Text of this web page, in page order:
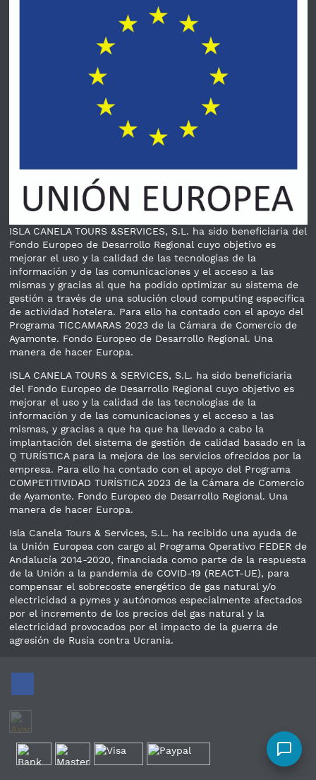
ISLA CANELA TOURS &SERVICES, S.L. ha sido beneficiaria del
Fondo Europeo de Desarrollo Regional cuyo objetivo es
mejorar el uso y la calidad de las tecnologías de la
información y de las comunicaciones y el acceso a las
mismas y gracias al que ha podido optimizar su sistema de
gestión a través de una solución cloud computing específica
de actividad hotelera. Para ello ha contado con el apoyo del
Programa TICCAMARAS 2023 de la Cámara de Comercio de
Ayamonte. Fondo Europeo de Desarrollo Regional. Una
manera de hacer Europa.
ISLA CANELA TOURS & SERVICES, S.L. ha sido beneficiaria
del Fondo Europeo de Desarrollo Regional cuyo objetivo es
mejorar el uso y la calidad de las tecnologías de la
información y de las comunicaciones y el acceso a las
mismas, y gracias a que ha que ha llevado a cabo la
implantación del sistema de gestión de calidad basado en la
Q TURÍSTICA para la mejora de los servicios ofrecidos por la
empresa. Para ello ha contado con el apoyo del Programa
COMPETITIVIDAD TURÍSTICA 2023 de la Cámara de Comercio
de Ayamonte. Fondo Europeo de Desarrollo Regional. Una
manera de hacer Europa.
Isla Canela Tours & Services, S.L. ha recibido una ayuda de
la Unión Europea con cargo al Programa Operativo FEDER de
Andalucía 2014-2020, financiada como parte de la respuesta
de la Unión a la pandemia de COVID-19 (REACT-UE), para
compensar el sobrecoste energético de gas natural y/o
electricidad a pymes y autónomos especialmente afectados
por el incremento de los precios del gas natural y la
electricidad provocados por el impacto de la guerra de
agresión de Rusia contra Ucrania.